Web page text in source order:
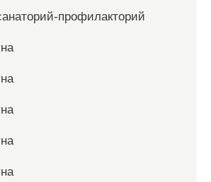
профилакторий